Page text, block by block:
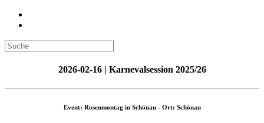
2026-02-16 | Karnevalsession 2025/26
Event: Rosenmontag in Schönau - Ort: Schönau